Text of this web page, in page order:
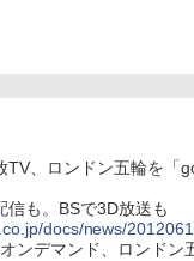
TV、ロンドン五輪を「
信も。BSで3D放送も
docs/news/
ンデマンド、ロンドン